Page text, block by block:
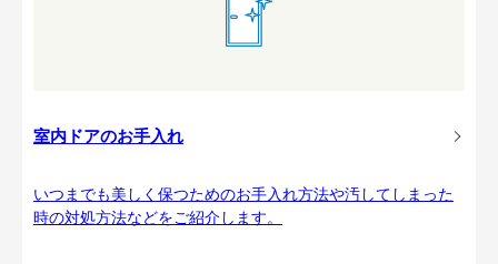
室内ドアのお手入れ
いつまでも美しく保つためのお手入れ方法や汚してしまった
時の対処方法などをご紹介します。